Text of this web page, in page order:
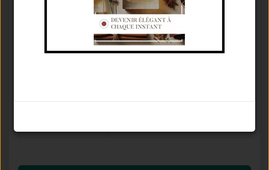
Eau De Parfum⚥
Ambré Épicé
Tenue / Sillage /
De 3 À 6 Heures / Moyen /